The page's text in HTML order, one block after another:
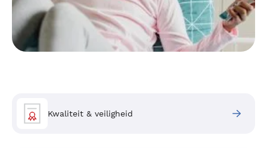
Kwaliteit & veiligheid